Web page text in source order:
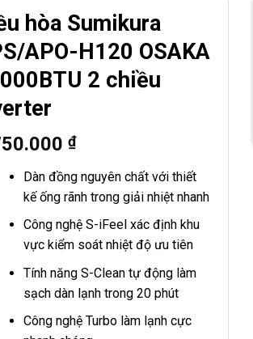
hòa Sumikura
APO-H120 OSAKA
2 chiều
₫
Dàn đồng nguyên chất với thiết
kế ống rãnh trong giải nhiệt nhanh
Công nghệ S-iFeel xác định khu
vực kiểm soát nhiệt độ ưu tiên
Tính năng S-Clean tự động làm
sạch dàn lạnh trong 20 phút
Công nghệ Turbo làm lạnh cực